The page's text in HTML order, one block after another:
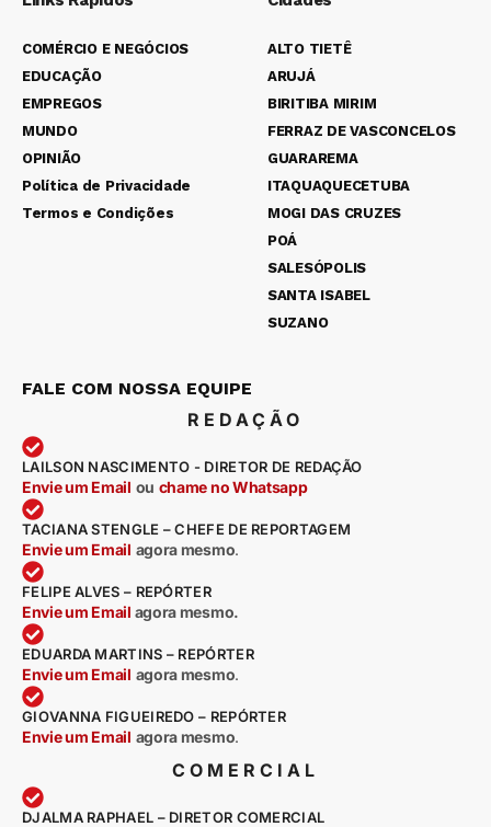
COMÉRCIO E NEGÓCIOS
EDUCAÇÃO
EMPREGOS
MUNDO
OPINIÃO
Política de Privacidade
Termos e Condições
ALTO TIETÊ
ARUJÁ
BIRITIBA MIRIM
FERRAZ DE VASCONCELOS
GUARAREMA
ITAQUAQUECETUBA
MOGI DAS CRUZES
POÁ
SALESÓPOLIS
SANTA ISABEL
SUZANO
FALE COM NOSSA EQUIPE
REDAÇÃO
LAILSON NASCIMENTO - DIRETOR DE REDAÇÃO
Envie um Email ou chame no Whatsapp
TACIANA STENGLE – CHEFE DE REPORTAGEM
Envie um Email agora mesmo.
FELIPE ALVES – REPÓRTER
Envie um Email agora mesmo.
EDUARDA MARTINS – REPÓRTER
Envie um Email agora mesmo.
GIOVANNA FIGUEIREDO – REPÓRTER
Envie um Email agora mesmo.
COMERCIAL
DJALMA RAPHAEL – DIRETOR COMERCIAL